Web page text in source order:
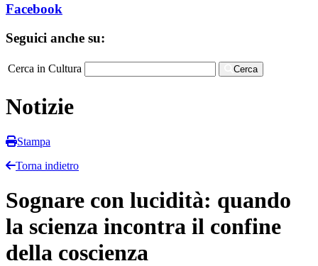
Facebook
Seguici anche su:
Cerca in Cultura Cerca
Notizie
Stampa
Torna indietro
Sognare con lucidità: quando
la scienza incontra il confine
della coscienza